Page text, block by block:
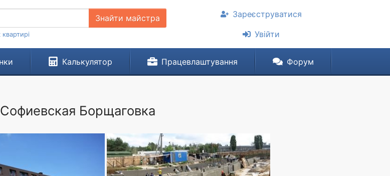
Знайти майстра
Зареєструватися
Увійти
Калькулятор Працевлаштування Форум
Борщаговка